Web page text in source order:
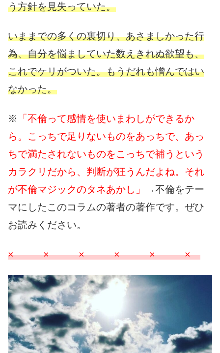
う方針を見失っていた。
いままでの多くの裏切り、あさましかった行
為、自分を悩ましていた数えきれぬ欲望も、
これでケリがついた。もうだれも憎んではい
なかった。
※
「不倫って感情を使いまわしができるか
ら。こっちで足りないものをあっちで、あっ
ちで満たされないものをこっちで補うという
カラクリだから、判断が狂うんだよね。それ
が不倫マジックのタネあかし」
→不倫をテー
マにしたこのコラムの著者の著作です。ぜひ
お読みください。
× × × × × ×